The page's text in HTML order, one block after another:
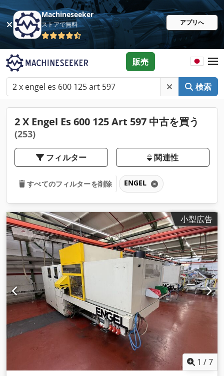
Machineseeker
ストアで無料 アプリへ
検索
販売
2 X Engel Es 600 125 Art 597 中古を買う
(253)
フィルター 関連性
すべてのフィルターを削除 ENGEL
小型広告
1 /7